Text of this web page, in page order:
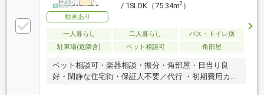
動画あり
/ 1SLDK（75.34m2）
一人暮らし 二人暮らし
バス・トイレ別
駐車場(近隣含)
ペット相談可 角部屋
ペット相談可・楽器相談・振分・角部屋・日当り良
好・閑静な住宅街・保証人不要／代行 ・初期費用カー